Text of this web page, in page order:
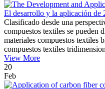
El desarrollo y la aplicación de
Clasificado desde una
compuestos textiles se pueden
materiales compuestos textiles
compuestos textiles
View More
20
Feb